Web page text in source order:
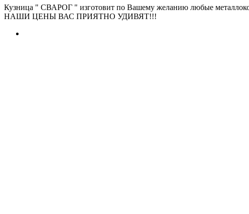
Кузница " СВАРОГ " изготовит по Вашему желанию любые
НАШИ ЦЕНЫ ВАС ПРИЯТНО УДИВЯТ!!!